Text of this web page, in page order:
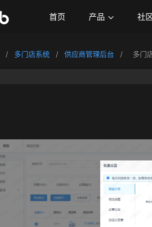
首页 产品 社
/ 多门店系统 / 供应商管理后台 / 多门